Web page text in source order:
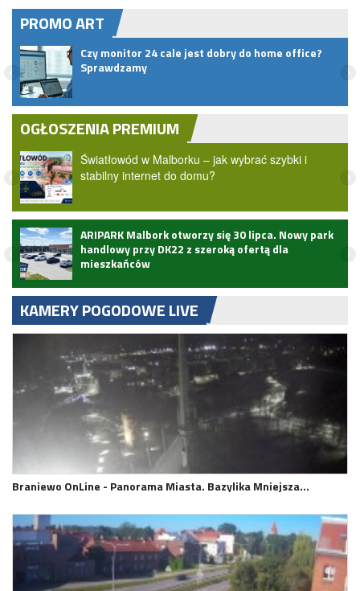
PROMO ART
Czy monitor 24 cale jest dobry do home office?
Sprawdzamy
OGŁOSZENIA PREMIUM
Światłowód w Malborku – jak wybrać szybki i
stabilny internet do domu?
ARIPARK Malbork otworzy się 30 lipca. Nowy park
handlowy przy DK22 z szeroką ofertą dla
mieszkańców
KAMERY POGODOWE LIVE
Braniewo OnLine - Panorama Miasta. Bazylika Mniejsza…